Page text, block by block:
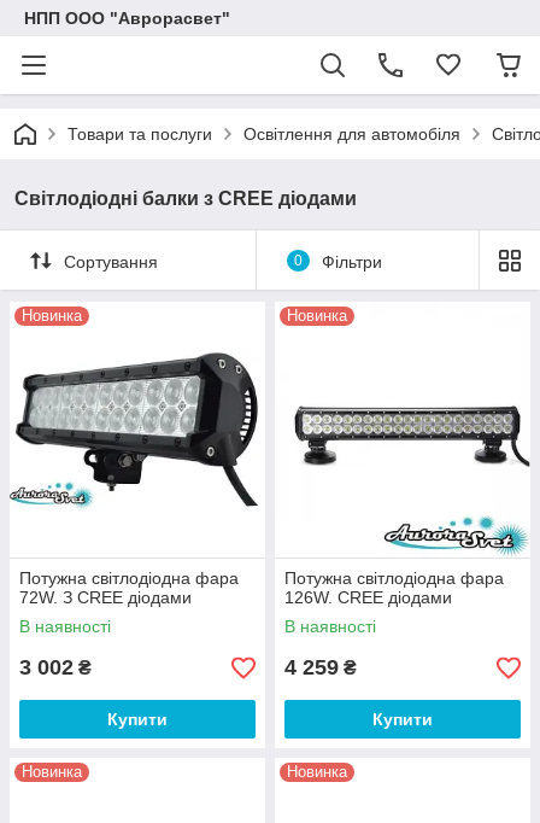
НПП ООО "Аврорасвет"
Товари та послуги Освітлення для автомобіля
Світлодіодні балки з CREE діодами
Сортування 0 Фільтри
Новинка
Потужна світлодіодна фара
72W. З CREE діодами
В наявності
3 002 ₴
Купити
Новинка
Потужна світлодіодна фара
126W. CREE діодами
В наявності
4 259 ₴
Купити
Новинка Новинка